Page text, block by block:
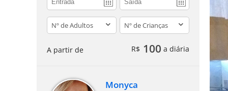
adults children
A partir de R$ 100 a diária
Monyca